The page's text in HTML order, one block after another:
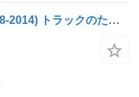
Volvo FM7-FM12, FM, FMX (1998-2014) トラックのためのWABCO FM（01.05-） 4757110740 ブレーキ制御バルブ